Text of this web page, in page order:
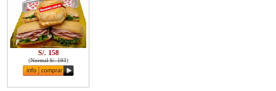
S/. 158
(Normal S/. 193)